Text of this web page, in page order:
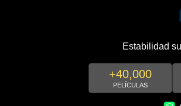
Estabilidad
+40,000
PELÍCULAS